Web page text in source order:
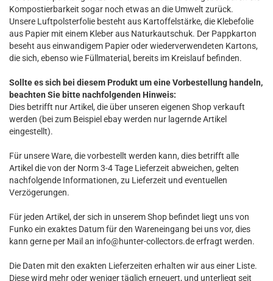
Kompostierbarkeit sogar noch etwas an die Umwelt zurück.
Unsere Luftpolsterfolie besteht aus Kartoffelstärke, die Klebefolie
aus Papier mit einem Kleber aus Naturkautschuk. Der Pappkarton
beseht aus einwandigem Papier oder wiederverwendeten Kartons,
die sich, ebenso wie Füllmaterial, bereits im Kreislauf befinden.
Sollte es sich bei diesem Produkt um eine Vorbestellung handeln,
beachten Sie bitte nachfolgenden Hinweis:
Dies betrifft nur Artikel, die über unseren eigenen Shop verkauft
werden (bei zum Beispiel ebay werden nur lagernde Artikel
eingestellt).
Für unsere Ware, die vorbestellt werden kann, dies betrifft alle
Artikel die von der Norm 3-4 Tage Lieferzeit abweichen, gelten
nachfolgende Informationen, zu Lieferzeit und eventuellen
Verzögerungen.
Für jeden Artikel, der sich in unserem Shop befindet liegt uns von
Funko ein exaktes Datum für den Wareneingang bei uns vor, dies
kann gerne per Mail an info@hunter-collectors.de erfragt werden.
Die Daten mit den exakten Lieferzeiten erhalten wir aus einer Liste.
Diese wird mehr oder weniger täglich erneuert, und unterliegt seit